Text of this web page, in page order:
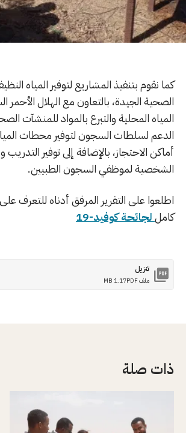
كما نقوم بتنفيذ المشاريع لتوفير المياه
الصحية الجيدة، بالتعاون مع الهلال
المياه المحلية والتبرع بالمواد للمنشآت
الدعم لسلطات السجون لتوفير محطات
أماكن الاحتجاز، بالإضافة إلى توفير
الشخصية لموظفي السجون الطبيين.
اطلعوا على التقرير المرفق أدناه للتعرف
كامللجائحة كوفيد-19
تنزيل
ملف PDF 1.17 MB
ذات صلة